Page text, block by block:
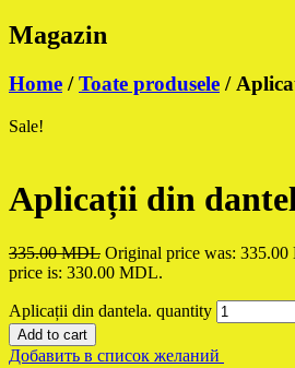
Magazin
Home /Toate produsele /
Sale!
Aplicații din
335.00MDL Original price was:
price is: 330.00 MDL.
Aplicații din dantela. quantity
Add to cart
Добавить в список желаний